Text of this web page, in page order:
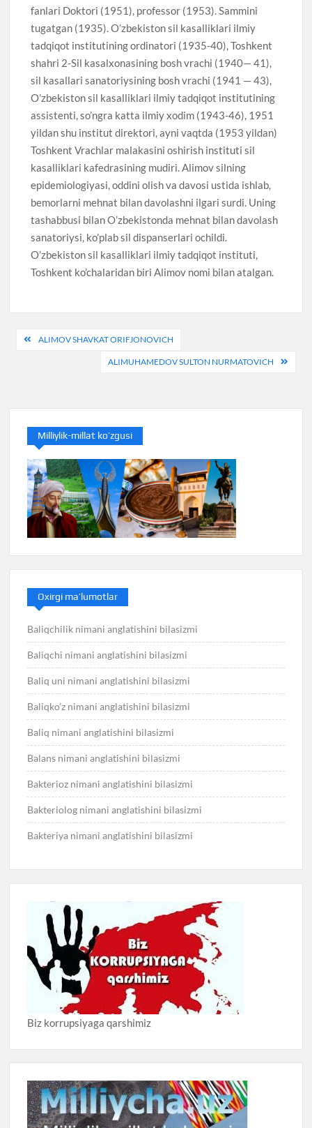
fanlari Doktori (1951), professor (1953). Sammini
tugatgan (1935). O’zbekiston sil kasalliklari ilmiy
tadqiqot institutining ordinatori (1935-40), Toshkent
shahri 2-Sil kasalxonasining bosh vrachi (1940— 41),
sil kasallari sanatoriysining bosh vrachi (1941 — 43),
O’zbekiston sil kasalliklari ilmiy tadqiqot institutining
assistenti, so’ngra katta ilmiy xodim (1943-46), 1951
yildan shu institut direktori, ayni vaqtda (1953 yildan)
Toshkent Vrachlar malakasini oshirish instituti sil
kasalliklari kafedrasining mudiri. Alimov silning
epidemiologiyasi, oddini olish va davosi ustida ishlab,
bemorlarni mehnat bilan davolashni ilgari surdi. Uning
tashabbusi bilan O’zbekistonda mehnat bilan davolash
sanatoriysi, ko’plab sil dispanserlari ochildi.
O’zbekiston sil kasalliklari ilmiy tadqiqot instituti,
Toshkent ko’chalaridan biri Alimov nomi bilan atalgan.
PostALIMOV SHAVKAT ORIFJONOVICH
ALIMUHAMEDOV SULTON NURMATOVICH
Milliylik-millat ko’zgusi
Oxirgi ma’lumotlar
Baliqchilik nimani anglatishini bilasizmi
Baliqchi nimani anglatishini bilasizmi
Baliq uni nimani anglatishini bilasizmi
Baliqko’z nimani anglatishini bilasizmi
Baliq nimani anglatishini bilasizmi
Balans nimani anglatishini bilasizmi
Bakterioz nimani anglatishini bilasizmi
Bakteriolog nimani anglatishini bilasizmi
Bakteriya nimani anglatishini bilasizmi
Biz korrupsiyaga qarshimiz